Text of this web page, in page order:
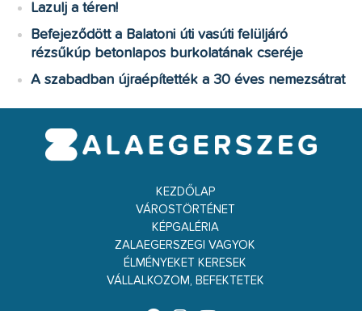
Lazulj a téren!
Befejeződött a Balatoni úti vasúti felüljáró
rézsűkúp betonlapos burkolatának cseréje
A szabadban újraépítették a 30 éves nemezsátrat
KEZDŐLAP
VÁROSTÖRTÉNET
KÉPGALÉRIA
ZALAEGERSZEGI VAGYOK
ÉLMÉNYEKET KERESEK
VÁLLALKOZOM, BEFEKTETEK